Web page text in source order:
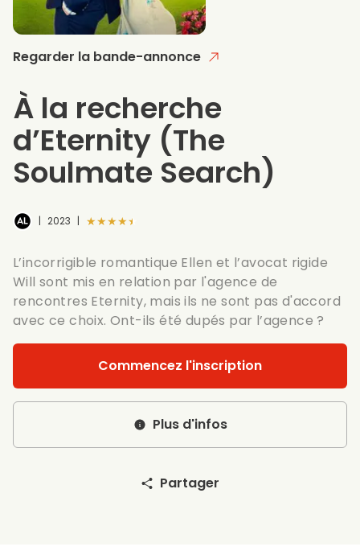
Regarder la bande-annonce
À la recherche
d’Eternity (The
Soulmate Search)
| 2023 | ★★★★★
L’incorrigible romantique Ellen et l’avocat rigide
Will sont mis en relation par l'agence de
rencontres Eternity, mais ils ne sont pas d'accord
avec ce choix. Ont-ils été dupés par l’agence ?
Commencez l'inscription
Plus d'infos
Partager